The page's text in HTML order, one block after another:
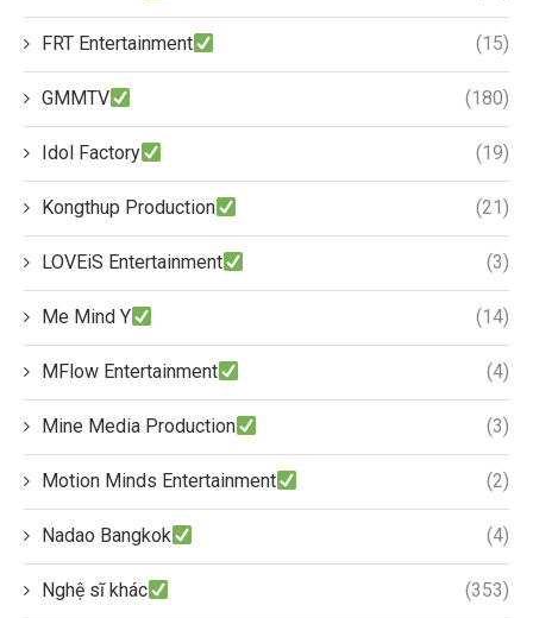
FRT Entertainment (15)
GMMTV (180)
Idol Factory (19)
Kongthup Production (21)
LOVEiS Entertainment (3)
Me Mind Y (14)
MFlow Entertainment (4)
Mine Media Production (3)
Motion Minds Entertainment (2)
Nadao Bangkok (4)
Nghệ sĩ khác (353)